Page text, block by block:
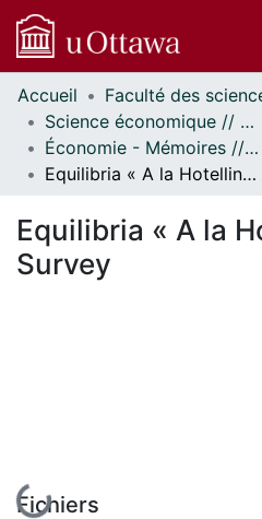
Communautés
et collections
Parcourir
Statistiques
À propos
Accueil
Science économique // Economics
Économie - Mémoires // Economics - Research Papers
Equilibria « A la Hotelling » a Survey
Equilibria « A la
Survey
En cours de chargement...
Fichiers